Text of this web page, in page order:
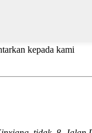
kepada kami